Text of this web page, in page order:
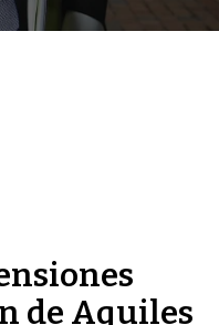
de Aquiles